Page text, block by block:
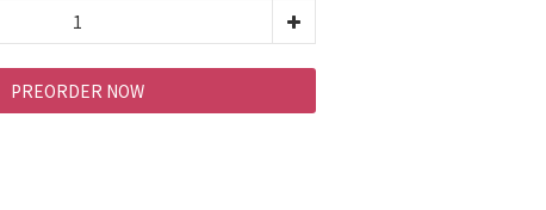
PREORDER NOW